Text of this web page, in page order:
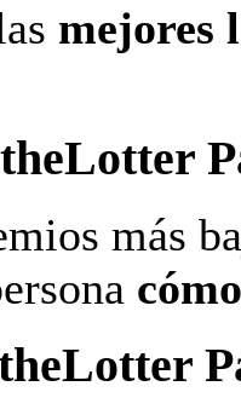
mejores
más